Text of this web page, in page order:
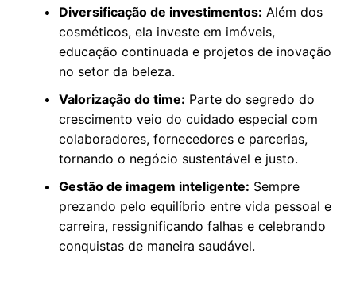
Diversificação de investimentos: Além dos
cosméticos, ela investe em imóveis,
educação continuada e projetos de inovação
no setor da beleza.
Valorização do time: Parte do segredo do
crescimento veio do cuidado especial com
colaboradores, fornecedores e parcerias,
tornando o negócio sustentável e justo.
Gestão de imagem inteligente: Sempre
prezando pelo equilíbrio entre vida pessoal e
carreira, ressignificando falhas e celebrando
conquistas de maneira saudável.